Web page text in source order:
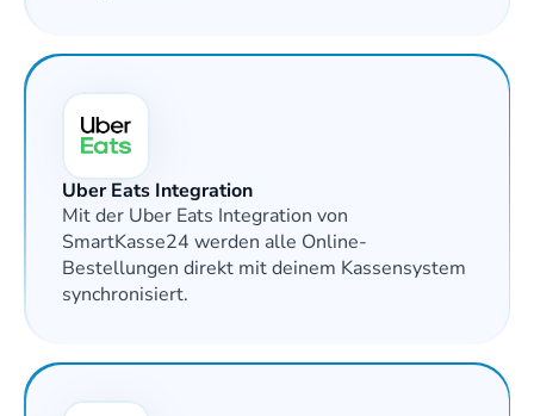
Uber Eats Integration
Mit der Uber Eats Integration von
SmartKasse24 werden alle Online-
Bestellungen direkt mit deinem Kassensystem
synchronisiert.